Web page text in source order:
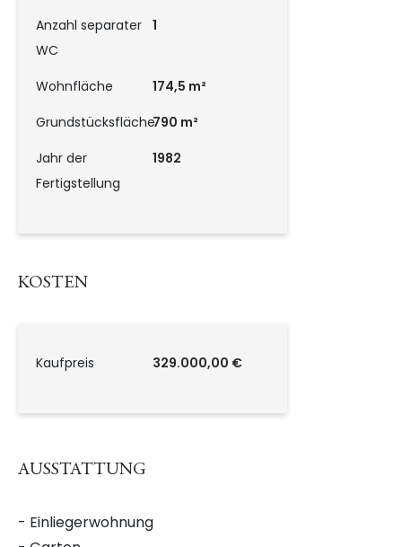
Anzahl separater
WC
1
Wohnfläche
174,5 m²
Grundstücksfläche790 m²
Jahr der
Fertigstellung
1982
KOSTEN
Kaufpreis 329.000,00 €
AUSSTATTUNG
- Einliegerwohnung